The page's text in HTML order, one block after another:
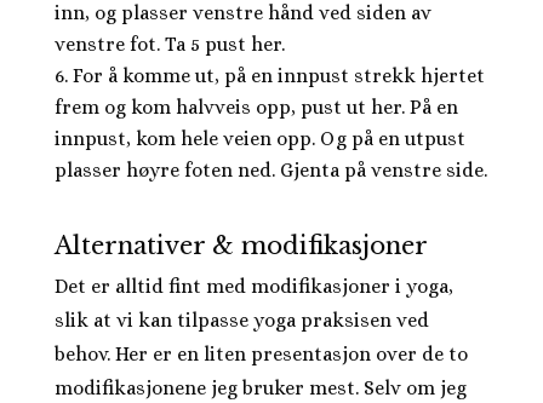
inn, og plasser venstre hånd ved siden av
venstre fot. Ta 5 pust her.
For å komme ut, på en innpust strekk hjertet
frem og kom halvveis opp, pust ut her. På en
innpust, kom hele veien opp. Og på en utpust
plasser høyre foten ned. Gjenta på venstre side.
Alternativer & modifikasjoner
Det er alltid fint med modifikasjoner i yoga,
slik at vi kan tilpasse yoga praksisen ved
behov. Her er en liten presentasjon over de to
modifikasjonene jeg bruker mest. Selv om jeg